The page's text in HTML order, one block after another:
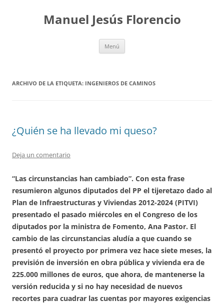
contenidoManuel Jesús Florencio
Menú
ARCHIVO DE LA ETIQUETA: INGENIEROS DE CAMINOS
¿Quién se ha llevado mi queso?
Deja un comentario
“Las circunstancias han cambiado”. Con esta frase
resumieron algunos diputados del PP el tijeretazo dado al
Plan de Infraestructuras y Viviendas 2012-2024 (PITVI)
presentado el pasado miércoles en el Congreso de los
diputados por la ministra de Fomento, Ana Pastor. El
cambio de las circunstancias aludía a que cuando se
presentó el proyecto por primera vez hace siete meses, la
previsión de inversión en obra pública y vivienda era de
225.000 millones de euros, que ahora, de mantenerse la
versión reducida y si no hay necesidad de nuevos
recortes para cuadrar las cuentas por mayores exigencias